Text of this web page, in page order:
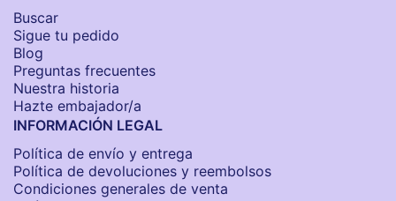
Buscar
Sigue tu pedido
Blog
Preguntas frecuentes
Nuestra historia
Hazte embajador/a
INFORMACIÓN LEGAL
Política de envío y entrega
Política de devoluciones y reembolsos
Condiciones generales de venta